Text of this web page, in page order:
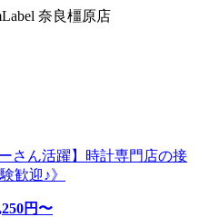
奈良橿原店
さん活躍】時計専門店の接
歓迎♪》
円〜